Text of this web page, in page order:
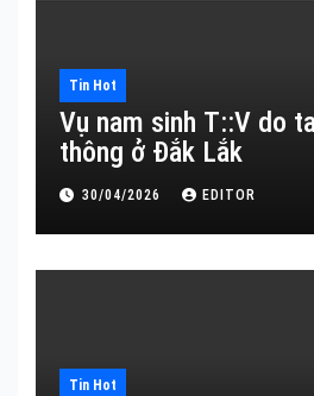
Tin Hot
Vụ nam sinh T::V do
thông ở Đắk Lắk
30/04/2026 EDITOR
Tin Hot